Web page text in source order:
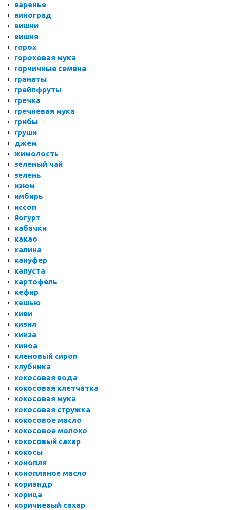
варенье
виноград
вишни
вишня
горох
гороховая мука
горчичные семена
гранаты
грейпфруты
гречка
гречневая мука
грибы
груши
джем
жимолость
зеленый чай
зелень
изюм
имбирь
иссоп
йогурт
кабачки
какао
калина
кануфер
капуста
картофель
кефир
кешью
киви
кизил
кинза
киноа
кленовый сироп
клубника
кокосовая вода
кокосовая клетчатка
кокосовая мука
кокосовая стружка
кокосовое масло
кокосовое молоко
кокосовый сахар
кокосы
конопля
конопляное масло
кориандр
корица
коричневый сахар